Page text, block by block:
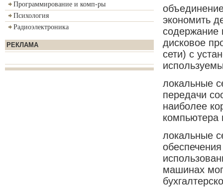
Программирование и комп-ры
Психология
Радиоэлектроника
РЕКЛАМА
экономить
содержание
дисковое
сети) с
локальные
передачи
наиболее
компьютера
локальные
машинах